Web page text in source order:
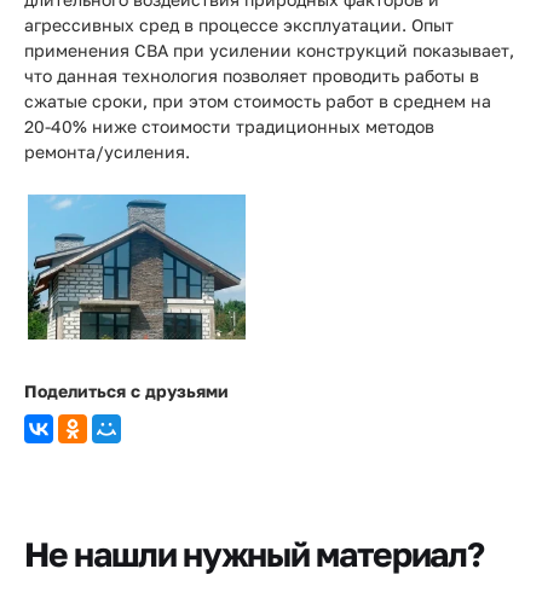
агрессивных сред в процессе эксплуатации. Опыт
применения СВА при усилении конструкций показывает,
что данная технология позволяет проводить работы в
сжатые сроки, при этом стоимость работ в среднем на
20-40% ниже стоимости традиционных методов
ремонта/усиления.
Поделиться с друзьями
Не нашли нужный материал?